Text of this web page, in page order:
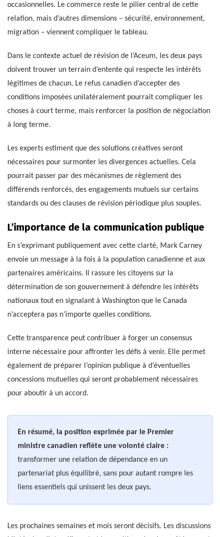
occasionnelles. Le commerce reste le pilier central de cette
relation, mais d’autres dimensions – sécurité, environnement,
migration – viennent compliquer le tableau.
Dans le contexte actuel de révision de l’Aceum, les deux pays
doivent trouver un terrain d’entente qui respecte les intérêts
légitimes de chacun. Le refus canadien d’accepter des
conditions imposées unilatéralement pourrait compliquer les
choses à court terme, mais renforcer la position de négociation
à long terme.
Les experts estiment que des solutions créatives seront
nécessaires pour surmonter les divergences actuelles. Cela
pourrait passer par des mécanismes de règlement des
différends renforcés, des engagements mutuels sur certains
standards ou des clauses de révision périodique plus souples.
L’importance de la communication publique
En s’exprimant publiquement avec cette clarté, Mark Carney
envoie un message à la fois à la population canadienne et aux
partenaires américains. Il rassure les citoyens sur la
détermination de son gouvernement à défendre les intérêts
nationaux tout en signalant à Washington que le Canada
n’acceptera pas n’importe quelles conditions.
Cette transparence peut contribuer à forger un consensus
interne nécessaire pour affronter les défis à venir. Elle permet
également de préparer l’opinion publique à d’éventuelles
concessions mutuelles qui seront probablement nécessaires
pour aboutir à un accord.
En résumé, la position exprimée par le Premier
ministre canadien reflète une volonté claire :
transformer une relation de dépendance en un
partenariat plus équilibré, sans pour autant rompre les
liens essentiels qui unissent les deux pays.
Les prochaines semaines et mois seront décisifs. Les discussions